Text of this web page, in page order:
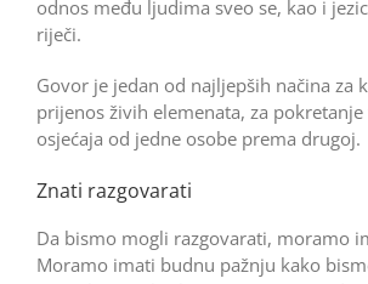
odnos među ljudima sveo se, kao i
riječi.
Govor je jedan od najljepših načina za
prijenos živih elemenata, za
osjećaja od jedne osobe prema drugoj.
Znati razgovarati
Da bismo mogli razgovarati, moramo
Moramo imati budnu pažnju kako